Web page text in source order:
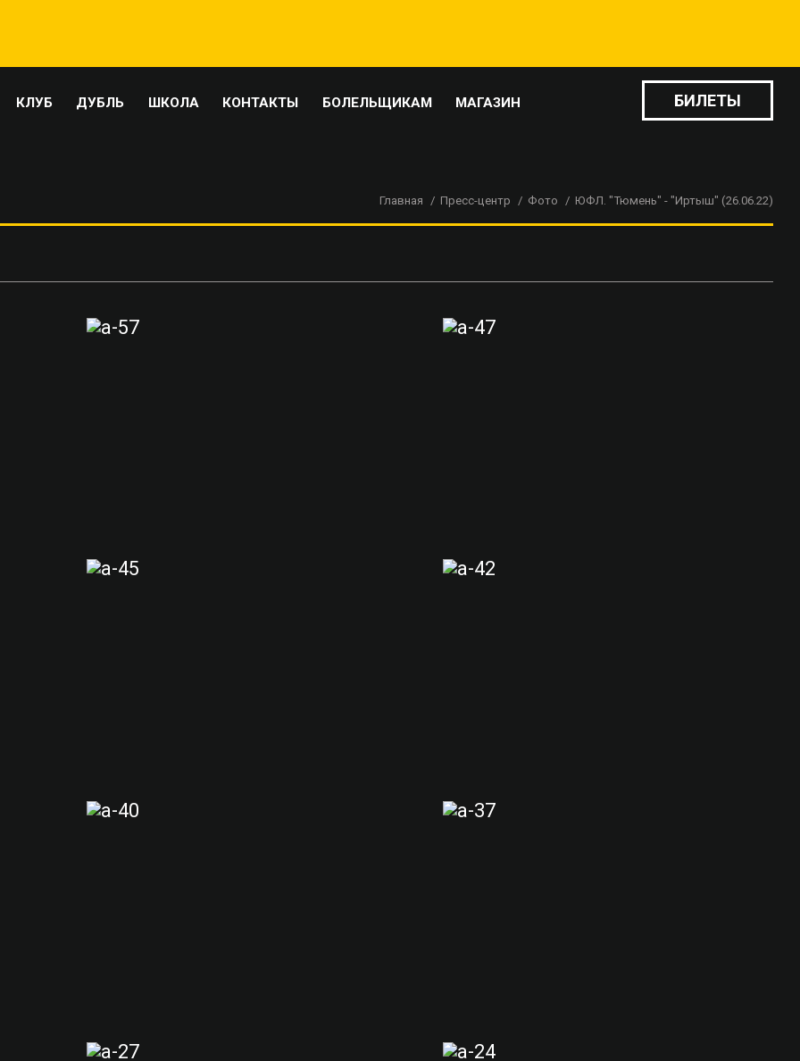
КЛУБ ДУБЛЬ ШКОЛА КОНТАКТЫ БОЛЕЛЬЩИКАМ МАГАЗИН БИЛЕТЫ
Главная Пресс-центр Фото ЮФЛ. "Тюмень" - "Иртыш" (26.06.22)